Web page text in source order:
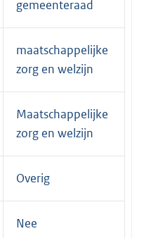
gemeenteraad
maatschappelijke
zorg en welzijn
Maatschappelijke
zorg en welzijn
Overig
Nee